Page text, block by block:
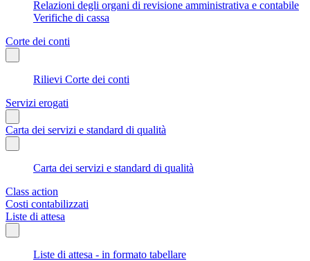
Relazioni degli organi di revisione amministrativa e contabile
Verifiche di cassa
Corte dei conti
Rilievi Corte dei conti
Servizi erogati
Carta dei servizi e standard di qualità
Carta dei servizi e standard di qualità
Class action
Costi contabilizzati
Liste di attesa
Liste di attesa - in formato tabellare